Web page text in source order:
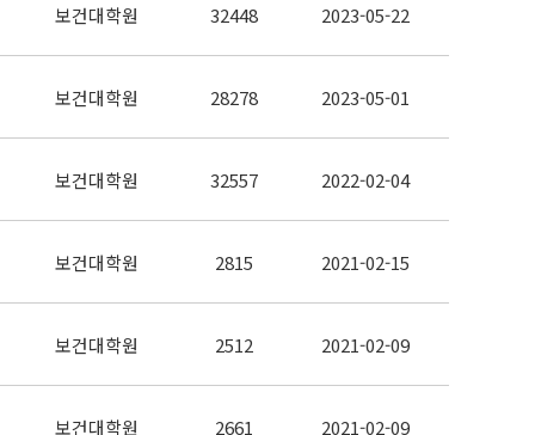
보건대학원 32448 2023-05-22
보건대학원 28278 2023-05-01
보건대학원 32557 2022-02-04
보건대학원 2815 2021-02-15
보건대학원 2512 2021-02-09
보건대학원 2661 2021-02-09